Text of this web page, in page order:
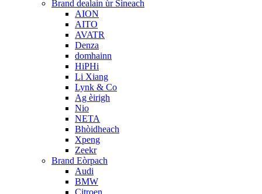
Brand dealain ùr Sìneach
AION
AITO
AVATR
Denza
domhainn
HiPHi
Li Xiang
Lynk & Co
Ag èirigh
Nio
NETA
Bhòidheach
Xpeng
Zeekr
Brand Eòrpach
Audi
BMW
Citroen